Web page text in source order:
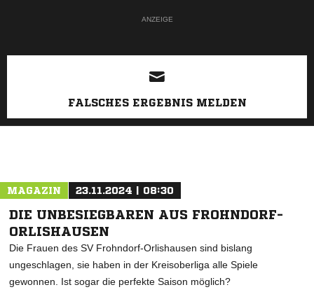
ANZEIGE
FALSCHES ERGEBNIS MELDEN
MAGAZIN 23.11.2024 | 08:30
DIE UNBESIEGBAREN AUS FROHNDORF-
ORLISHAUSEN
Die Frauen des SV Frohndorf-Orlishausen sind bislang
ungeschlagen, sie haben in der Kreisoberliga alle Spiele
gewonnen. Ist sogar die perfekte Saison möglich?